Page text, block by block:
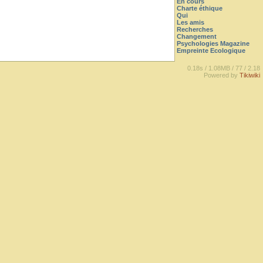
Charte éthique
Qui
Les amis
Recherches
Changement
Psychologies Magazine
Empreinte Ecologique
0.18s / 1.08MB / 77 / 2.18
Powered by Tikiwiki